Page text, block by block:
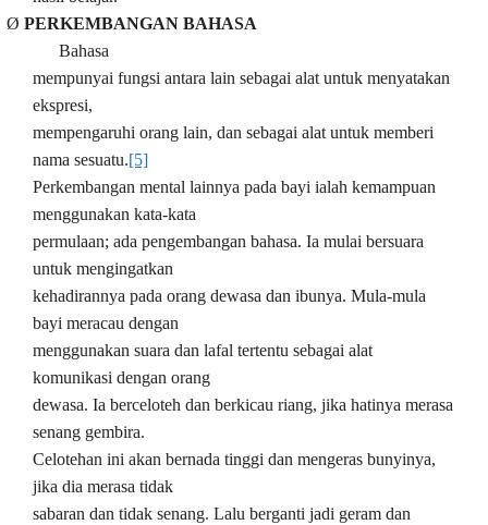
Ø PERKEMBANGAN BAHASA
Bahasa
mempunyai fungsi antara lain sebagai alat untuk menyatakan
ekspresi,
mempengaruhi orang lain, dan sebagai alat untuk memberi
nama sesuatu.[5]
Perkembangan mental lainnya pada bayi ialah kemampuan
menggunakan kata-kata
permulaan; ada pengembangan bahasa. Ia mulai bersuara
untuk mengingatkan
kehadirannya pada orang dewasa dan ibunya. Mula-mula
bayi meracau dengan
menggunakan suara dan lafal tertentu sebagai alat
komunikasi dengan orang
dewasa. Ia berceloteh dan berkicau riang, jika hatinya merasa
senang gembira.
Celotehan ini akan bernada tinggi dan mengeras bunyinya,
jika dia merasa tidak
sabaran dan tidak senang. Lalu berganti jadi geram dan